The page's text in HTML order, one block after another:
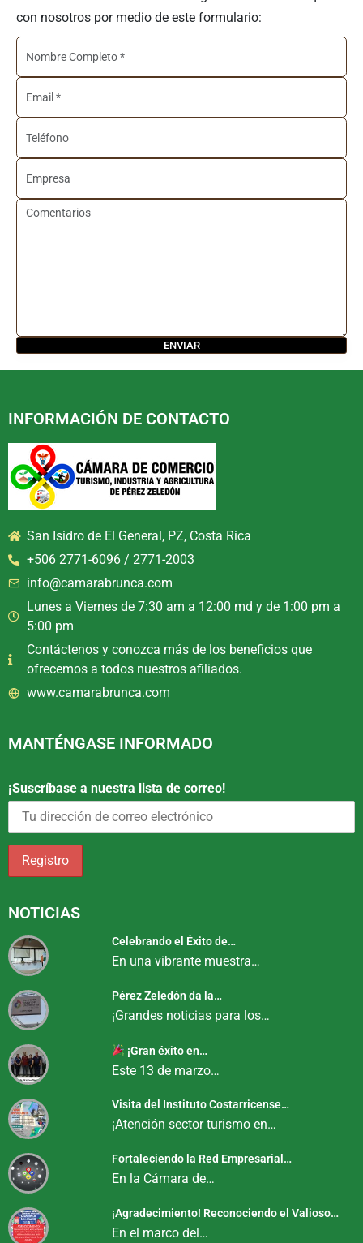
con nosotros por medio de este formulario:
INFORMACIÓN DE CONTACTO
San Isidro de El General, PZ, Costa Rica
+506 2771-6096 / 2771-2003
info@camarabrunca.com
Lunes a Viernes de 7:30 am a 12:00 md y de 1:00 pm a
5:00 pm
Contáctenos y conozca más de los beneficios que
ofrecemos a todos nuestros afiliados.
www.camarabrunca.com
MANTÉNGASE INFORMADO
¡Suscríbase a nuestra lista de correo!
NOTICIAS
Celebrando el Éxito de…
En una vibrante muestra…
Pérez Zeledón da la…
¡Grandes noticias para los…
¡Gran éxito en…
Este 13 de marzo…
Visita del Instituto Costarricense…
¡Atención sector turismo en…
Fortaleciendo la Red Empresarial…
En la Cámara de…
¡Agradecimiento! Reconociendo el Valioso…
En el marco del…